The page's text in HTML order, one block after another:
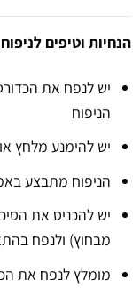
הנחיות וטיפים
יש לנפח את
הניפוח
יש להימנע מלחץ
הניפוח מתבצע
יש להכניס את
מבחוץ) ולנפח
מומלץ לנפח את